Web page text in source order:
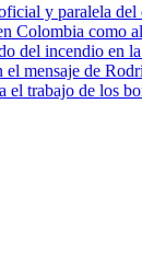
y paralela del
Colombia como
del incendio en
el mensaje de
el trabajo de los